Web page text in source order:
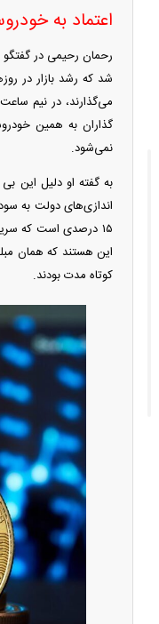
اعتماد به
شد که رشد بازار در
می‌گذارند، در نیم
گذاران به همین
نمی‌شود.
به گفته او دلیل این
این هستند که همان
کوتاه مدت بودند.